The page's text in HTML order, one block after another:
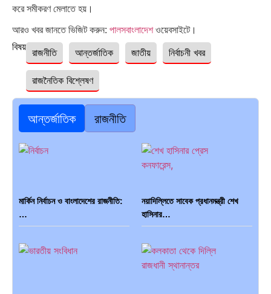
করে সমীকরণ মেলাতে হয়।
আরও খবর জানতে ভিজিট করুন: পালসবাংলাদেশওয়েবসাইটে।
বিষয়ঃ রাজনীতি আন্তর্জাতিক জাতীয় নির্বাচনী খবর
রাজনৈতিক বিশ্লেষণ
আন্তর্জাতিক রাজনীতি
মার্কিন নির্বাচন ও বাংলাদেশের রাজনীতি:
…
নয়াদিল্লিতে সাবেক প্রধানমন্ত্রী শেখ
হাসিনার…